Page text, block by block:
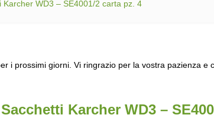
Karcher WD3 – SE4001/2 carta pz. 4
i prossimi giorni. Vi ringrazio per la vostra pazienza e
Sacchetti Karcher WD3 –